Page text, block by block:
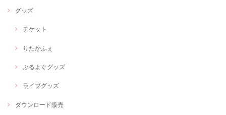
グッズ
チケット
りたかふぇ
ぶるよぐグッズ
ライブグッズ
ダウンロード販売